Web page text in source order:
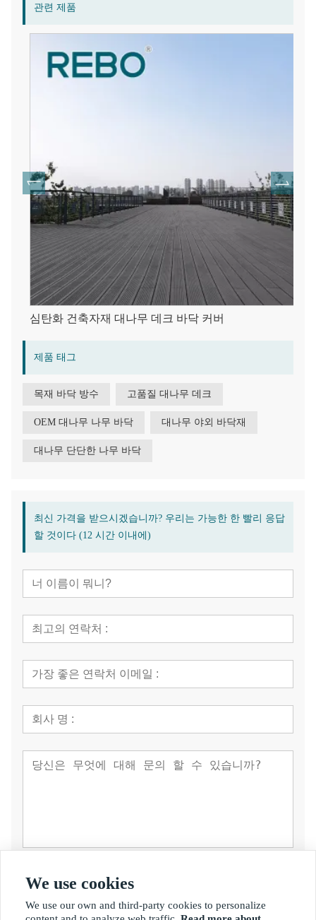
관련 제품
심탄화 건축자재 대나무 데크 바닥 커버
제품 태그
목재 바닥 방수 고품질 대나무 데크
OEM 대나무 나무 바닥 대나무 야외 바닥재
대나무 단단한 나무 바닥
최신 가격을 받으시겠습니까? 우리는 가능한 한 빨리 응답
할 것이다 (12 시간 이내에)
제출
We use cookies
We use our own and third-party cookies to personalize